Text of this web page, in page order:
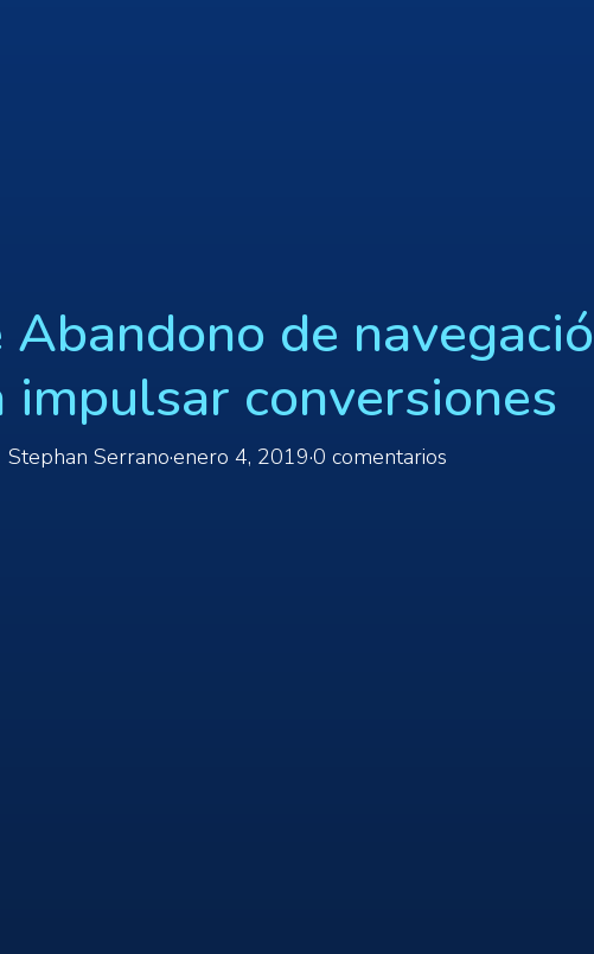
Abandono de
impulsar conversiones
Stephan Serrano·enero 4, 2019·0 comentarios